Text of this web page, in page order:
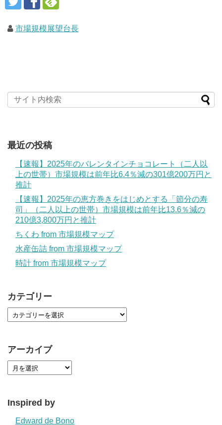
市場規模展望台長
最近の投稿
【速報】2025年のバレンタインチョコレート（二人以
上の世帯）市場規模は前年比6.4％減の301億200万円と
推計
【速報】2025年の恵方巻きをはじめとする「節分の寿
司」（二人以上の世帯）市場規模は前年比13.6％減の
210億3,800万円と推計
ちくわ from 市場規模マップ
水産缶詰 from 市場規模マップ
時計 from 市場規模マップ
カテゴリー
アーカイブ
Inspired by
Edward de Bono